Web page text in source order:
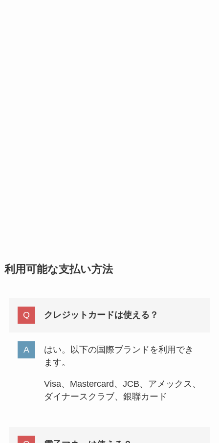
利用可能な支払い方法
クレジットカードは使える？
はい。以下の国際ブランドを利用でき
ます。
Visa、Mastercard、JCB、アメックス、
ダイナースクラブ、銀聯カード